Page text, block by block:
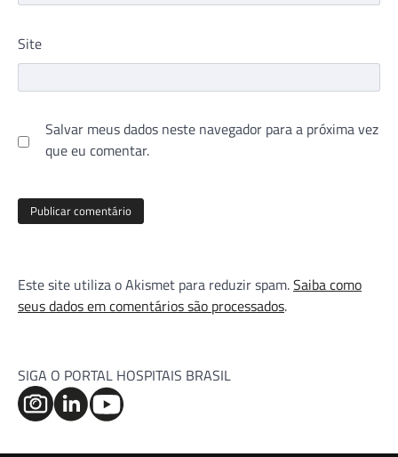
Site
Salvar meus dados neste navegador para a próxima vez
que eu comentar.
Este site utiliza o Akismet para reduzir spam.Saiba como
seus dados em comentários são processados.
SIGA O PORTAL HOSPITAIS BRASIL